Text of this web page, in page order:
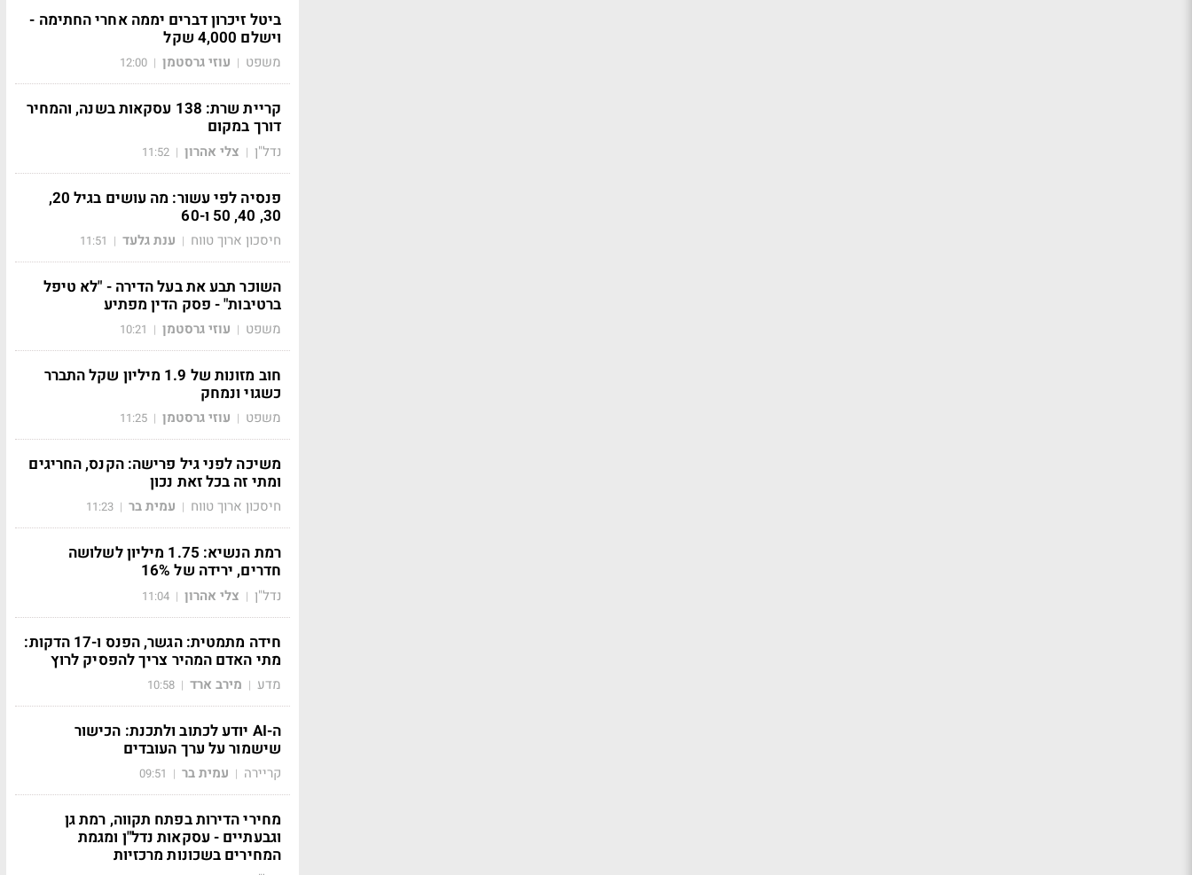
ביטל זיכרון דברים יממה אחרי החתימה -
וישלם 4,000 שקל
משפט | עוזי גרסטמן |
12:00
קריית שרת: 138 עסקאות בשנה, והמחיר
דורך במקום
נדל"ן | צלי אהרון |
11:52
פנסיה לפי עשור: מה עושים בגיל 20,
30, 40, 50 ו-60
חיסכון ארוך טווח | ענת גלעד |
11:51
השוכר תבע את בעל הדירה - "לא טיפל
ברטיבות" - פסק הדין מפתיע
משפט | עוזי גרסטמן |
10:21
חוב מזונות של 1.9 מיליון שקל התברר
כשגוי ונמחק
משפט | עוזי גרסטמן |
11:25
משיכה לפני גיל פרישה: הקנס, החריגים
ומתי זה בכל זאת נכון
חיסכון ארוך טווח | עמית בר |
11:23
רמת הנשיא: 1.75 מיליון לשלושה
חדרים, ירידה של 16%
נדל"ן | צלי אהרון |
11:04
חידה מתמטית: הגשר, הפנס ו-17 הדקות:
מתי האדם המהיר צריך להפסיק לרוץ
מדע | מירב ארד |
10:58
ה-AI יודע לכתוב ולתכנת: הכישור
שישמור על ערך העובדים
קריירה | עמית בר |
09:51
מחירי הדירות בפתח תקווה, רמת גן
וגבעתיים - עסקאות נדל"ן ומגמת
המחירים בשכונות מרכזיות